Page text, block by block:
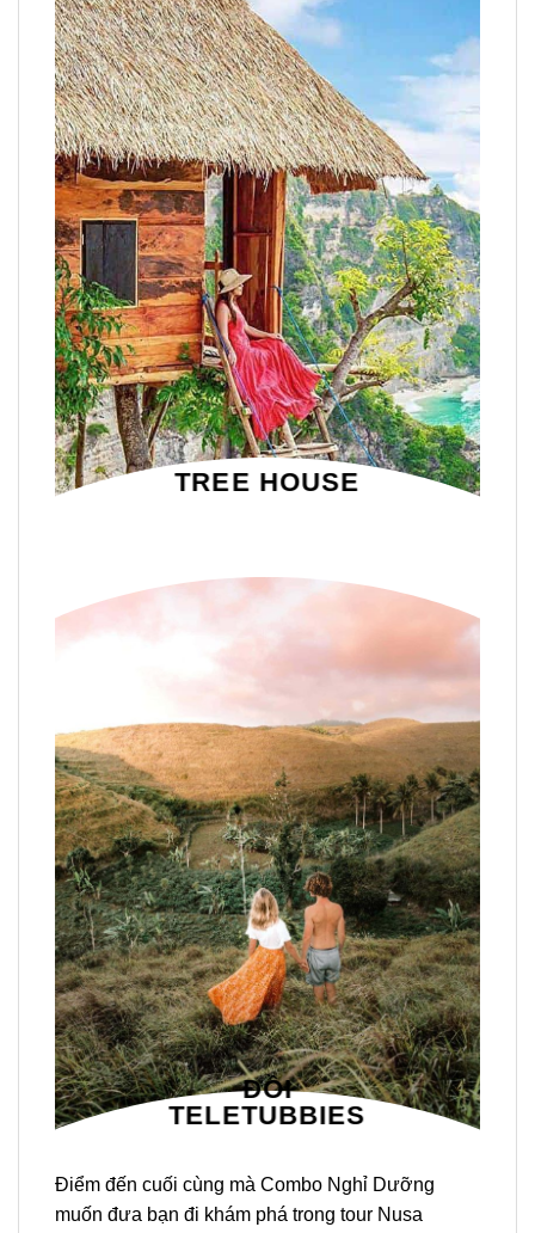
TREE HOUSE
ĐỒI
TELETUBBIES
Điểm đến cuối cùng mà Combo Nghỉ Dưỡng
muốn đưa bạn đi khám phá trong tour Nusa